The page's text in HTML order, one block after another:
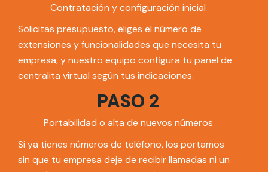
Contratación y configuración inicial
Solicitas presupuesto, eliges el número de
extensiones y funcionalidades que necesita tu
empresa, y nuestro equipo configura tu panel de
centralita virtual según tus indicaciones.
PASO 2
Portabilidad o alta de nuevos números
Si ya tienes números de teléfono, los portamos
sin que tu empresa deje de recibir llamadas ni un